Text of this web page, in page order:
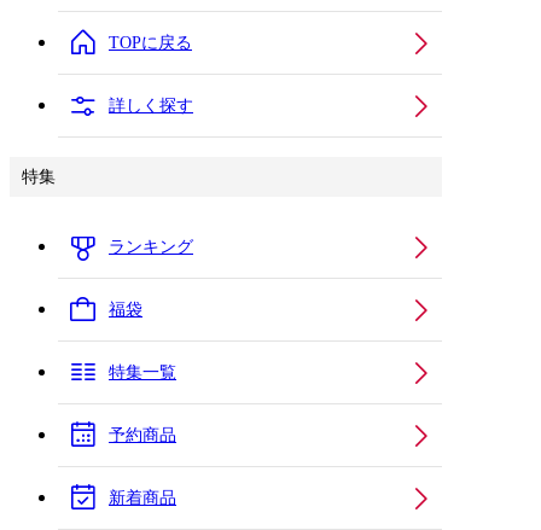
TOPに戻る
詳しく探す
特集
ランキング
福袋
特集一覧
予約商品
新着商品